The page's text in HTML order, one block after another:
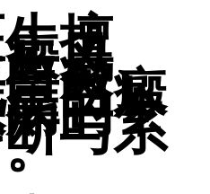
擅
风、
癜
白癜
的个
与系